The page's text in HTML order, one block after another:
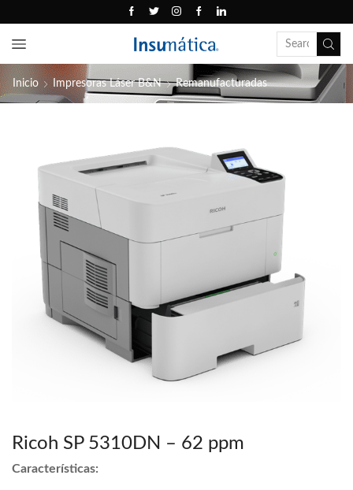
Inicio Impresoras Láser B&N Remanufacturadas
Ricoh SP 5310DN – 62 ppm
Características: